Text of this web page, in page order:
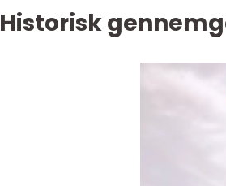
Historisk